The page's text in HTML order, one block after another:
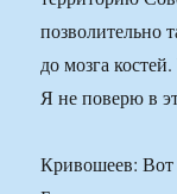
позволительно
до мозга
Я не поверю в
Кривошеев: Вот